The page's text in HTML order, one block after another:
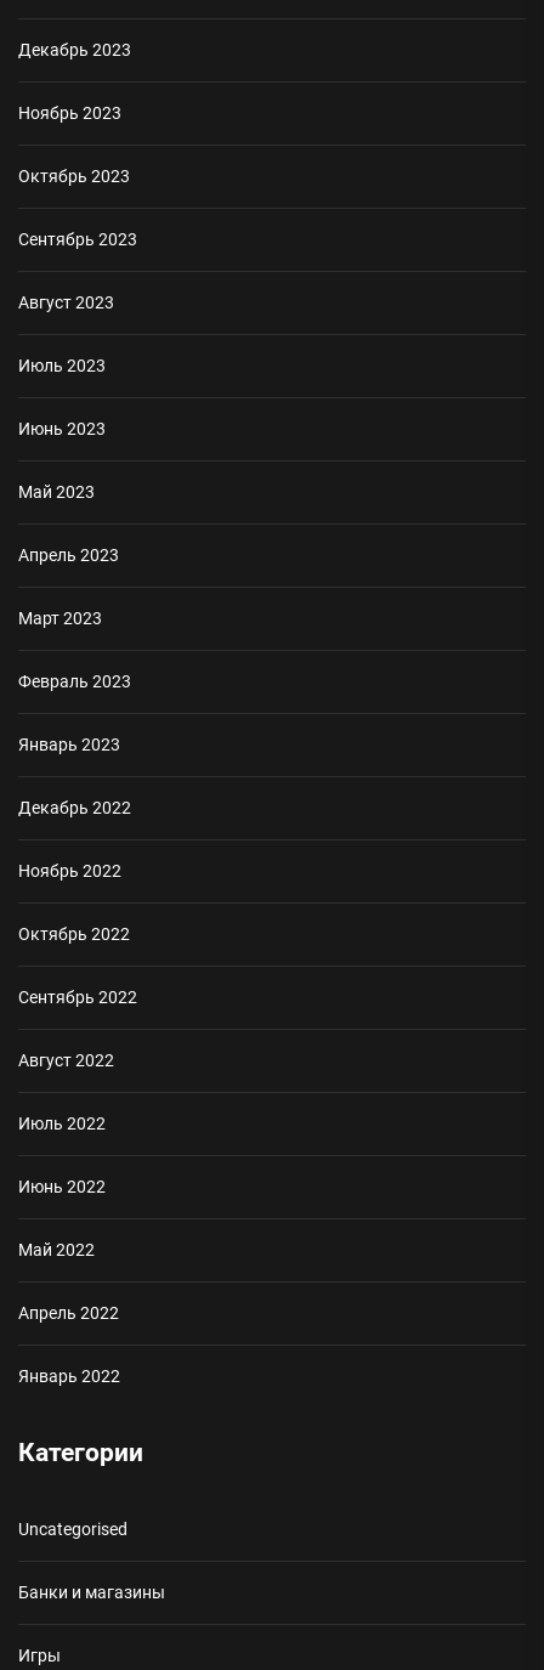
Декабрь 2023
Ноябрь 2023
Октябрь 2023
Сентябрь 2023
Август 2023
Июль 2023
Июнь 2023
Май 2023
Апрель 2023
Март 2023
Февраль 2023
Январь 2023
Декабрь 2022
Ноябрь 2022
Октябрь 2022
Сентябрь 2022
Август 2022
Июль 2022
Июнь 2022
Май 2022
Апрель 2022
Январь 2022
Категории
Uncategorised
Банки и магазины
Игры